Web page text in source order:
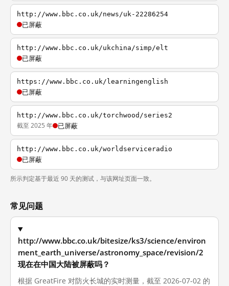
http://www.bbc.co.uk/news/uk-22286254
已屏蔽
http://www.bbc.co.uk/ukchina/simp/elt
已屏蔽
https://www.bbc.co.uk/learningenglish
已屏蔽
http://www.bbc.co.uk/torchwood/series2
截至 2025 年 已屏蔽
http://www.bbc.co.uk/worldserviceradio
已屏蔽
所示判定基于最近 90 天的测试，与该网址页面一致。
常见问题
http://www.bbc.co.uk/bitesize/ks3/science/environ
ment_earth_universe/astronomy_space/revision/2
现在在中国大陆被屏蔽吗？
根据 GreatFire 对防火长城的实时测量，截至 2026-07-02 的